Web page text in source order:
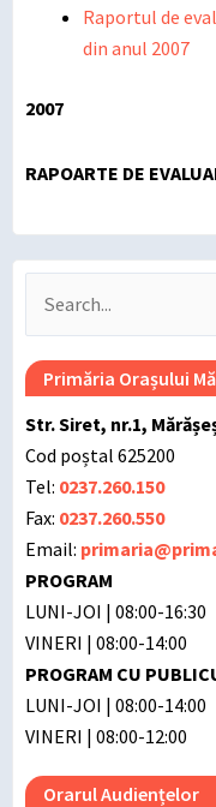
Raportul de
din anul 2007
2007
RAPOARTE DE
Search
for:
Primăria Orașului
Str. Siret, nr.1,
Cod poștal 625200
Tel: 0237.260.150
Fax: 0237.260.550
Email:
PROGRAM
LUNI-JOI | 08:00-16:30
VINERI | 08:00-14:00
PROGRAM CU
LUNI-JOI | 08:00-14:00
VINERI | 08:00-12:00
Orarul Audiențelor